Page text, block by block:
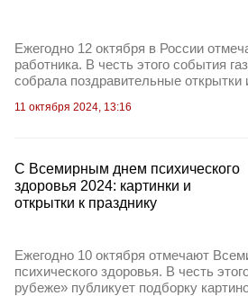
Ежегодно 12 октября в России
работника. В честь этого события
собрала поздравительные открытки
11 октября 2024, 13:16
С Всемирным днем психического
здоровья 2024: картинки и
открытки к празднику
Ежегодно 10 октября отмечают
психического здоровья. В честь
рубеже» публикует подборку